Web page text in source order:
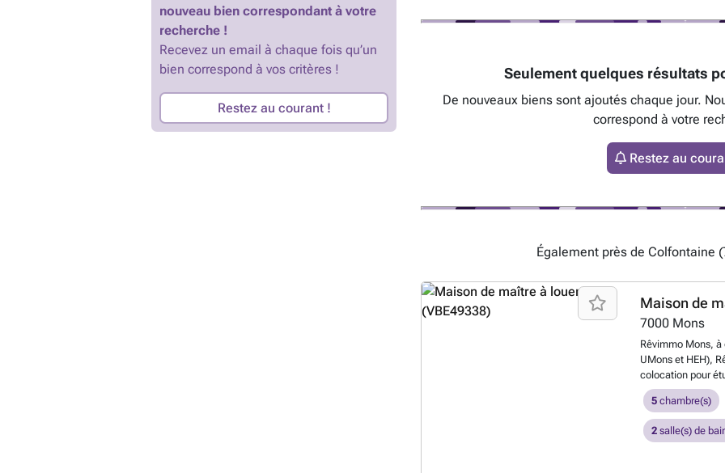
nouveau bien correspondant à votre
recherche !
Recevez un email à chaque fois qu’un
bien correspond à vos critères !
Restez au courant !
Composition de
contractuel,
dans les 24
contactez-nous
de louer ou non
tenu de retenir la
Seulement quelques résultats
De nouveaux biens sont ajoutés chaque jour.
correspond à votre
Restez au
Également près de Colfontaine
Maison de
7000 Mons
Rêvimmo Mons,
UMons et HEH),
colocation pour
diplômés offrant
meublée,
Située en plein
toutes les
magasins,
encore. Vous
5 chambre(s)
2 salle(s) de